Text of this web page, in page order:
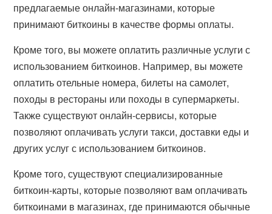
предлагаемые онлайн-магазинами, которые
принимают биткоины в качестве формы оплаты.
Кроме того, вы можете оплатить различные услуги с
использованием биткоинов. Например, вы можете
оплатить отельные номера, билеты на самолет,
походы в рестораны или походы в супермаркеты.
Также существуют онлайн-сервисы, которые
позволяют оплачивать услуги такси, доставки еды и
других услуг с использованием биткоинов.
Кроме того, существуют специализированные
биткоин-карты, которые позволяют вам оплачивать
биткоинами в магазинах, где принимаются обычные